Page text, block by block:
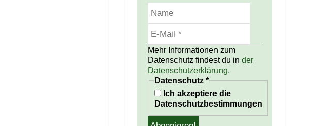
Mehr Informationen zum
Datenschutz findest du in der
Datenschutzerklärung.
Datenschutz *
Ich akzeptiere die
Datenschutzbestimmungen